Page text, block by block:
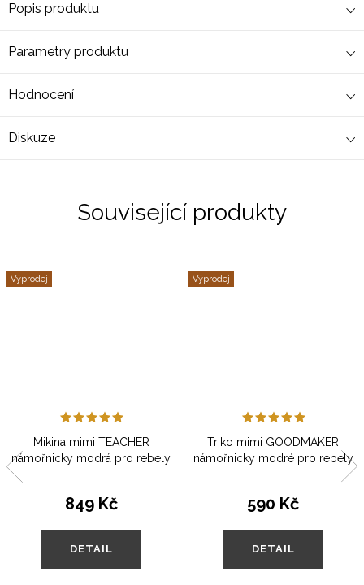
Popis produktu
Parametry produktu
Hodnocení
Diskuze
Související produkty
Výprodej
Mikina mimi TEACHER
námořnicky modrá pro rebely
849 Kč
DETAIL
Výprodej
Triko mimi GOODMAKER
námořnicky modré pro rebely
590 Kč
DETAIL